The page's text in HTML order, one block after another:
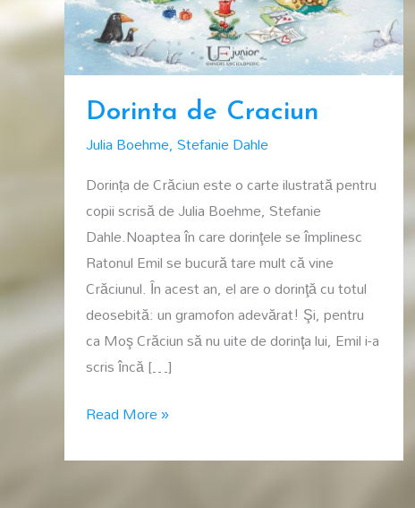
Dorinta de Craciun
Julia Boehme,Stefanie Dahle
Dorința de Crăciun este o carte ilustrată pentru
copii scrisă de Julia Boehme, Stefanie
Dahle.Noaptea în care dorinţele se împlinesc
Ratonul Emil se bucură tare mult că vine
Crăciunul. În acest an, el are o dorinţă cu totul
deosebită: un gramofon adevărat! Şi, pentru
ca Moş Crăciun să nu uite de dorinţa lui, Emil i-a
scris încă […]
Dorinta
Craciun
Read More »